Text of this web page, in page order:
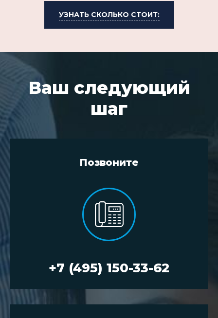
УЗНАТЬ СКОЛЬКО СТОИТ:
Ваш следующий
шаг
Позвоните
+7 (495) 150-33-62